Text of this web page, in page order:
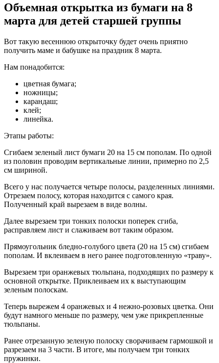
Объемная открытка из бумаги на 8
марта для детей старшей группы
Вот такую весеннюю открыточку будет очень приятно
получить маме и бабушке на праздник 8 марта.
Нам понадобится:
цветная бумага;
ножницы;
карандаш;
клей;
линейка.
Этапы работы:
Сгибаем зеленый лист бумаги 20 на 15 см пополам. По одной
из половин проводим вертикальные линии, примерно по 2,5
см шириной.
Всего у нас получается четыре полосы, разделенных линиями.
Отрезаем полосу, которая находится с самого края.
Полученный край вырезаем в виде волны.
Далее вырезаем три тонких полоски поперек сгиба,
расправляем лист и слаживаем вот таким образом.
Прямоугольник бледно-голубого цвета (20 на 15 см) сгибаем
пополам. И вклеиваем в него ранее подготовленную «траву».
Вырезаем три оранжевых тюльпана, подходящих по размеру к
основной открытке. Приклеиваем их к выступающим
зеленым полоскам.
Теперь вырежем 4 оранжевых и 4 нежно-розовых цветка. Они
будут намного меньше по размеру, чем уже прикрепленные
тюльпаны.
Ранее отрезанную зеленую полоску сворачиваем гармошкой и
разрезаем на 3 части. В итоге, мы получаем три тонких
пружинки.